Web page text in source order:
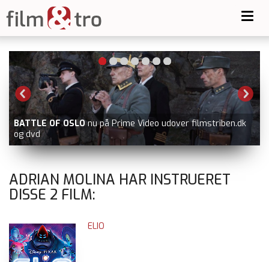
BATTLE OF OSLO nu på Prime Video udover filmstriben.dk
og dvd
ADRIAN MOLINA HAR INSTRUERET
DISSE 2 FILM:
ELIO